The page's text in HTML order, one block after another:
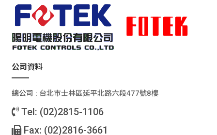
公司資料
總公司 : 台北巿士林區延平北路六段477號8樓
Tel: (02)2815-1106
Fax: (02)2816-3661